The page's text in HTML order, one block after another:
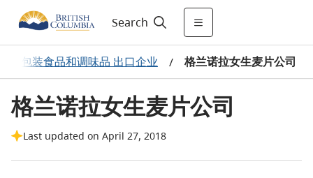
Search
包装食品和调味品 出口企业 / 格兰诺拉女生麦片公司
格兰诺拉女生麦片公司
Last updated on April 27, 2018